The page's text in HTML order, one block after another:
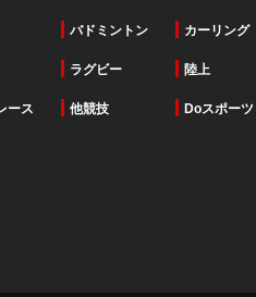
バドミントン カーリング
ラグビー 陸上
ース 他競技 Doスポーツ